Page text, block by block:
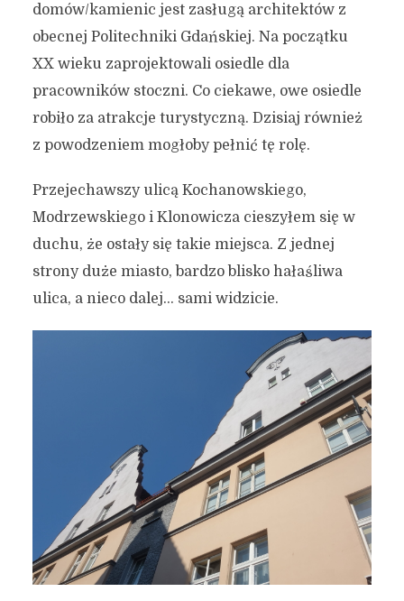
domów/kamienic jest zasługą architektów z
obecnej Politechniki Gdańskiej. Na początku
XX wieku zaprojektowali osiedle dla
pracowników stoczni. Co ciekawe, owe osiedle
robiło za atrakcje turystyczną. Dzisiaj również
z powodzeniem mogłoby pełnić tę rolę.
Przejechawszy ulicą Kochanowskiego,
Modrzewskiego i Klonowicza cieszyłem się w
duchu, że ostały się takie miejsca. Z jednej
strony duże miasto, bardzo blisko hałaśliwa
ulica, a nieco dalej… sami widzicie.